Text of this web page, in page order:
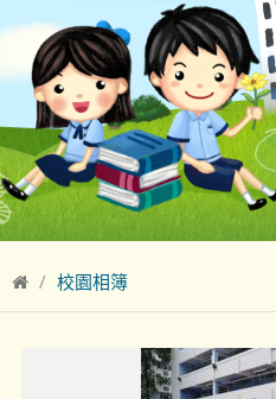
校園相簿